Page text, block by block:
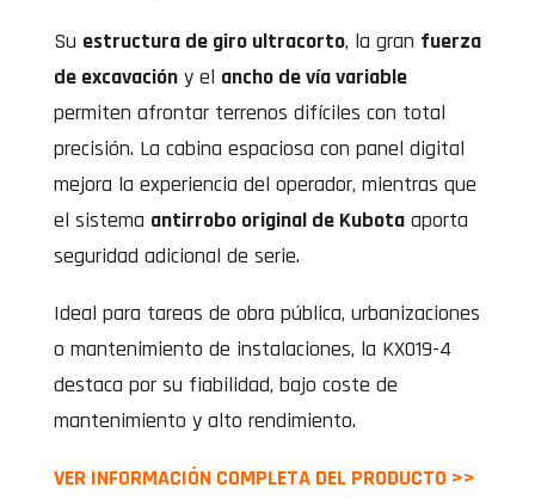
Su estructura de giro ultracorto, la gran fuerza
de excavacióny el ancho de vía variable
permiten afrontar terrenos difíciles con total
precisión. La cabina espaciosa con panel digital
mejora la experiencia del operador, mientras que
el sistema antirrobo original de Kubotaaporta
seguridad adicional de serie.
Ideal para tareas de obra pública, urbanizaciones
o mantenimiento de instalaciones, la KX019-4
destaca por su fiabilidad, bajo coste de
mantenimiento y alto rendimiento.
VER INFORMACIÓN COMPLETA DEL PRODUCTO >>